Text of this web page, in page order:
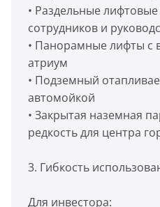
• Раздельные
сотрудников и
• Панорамные лифты с
атриум
• Подземный
автомойкой
• Закрытая наземная
редкость для центра
3. Гибкость
Для инвестора: